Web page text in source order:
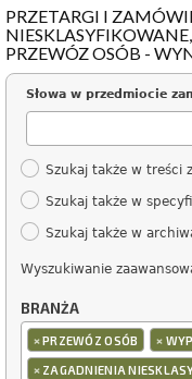
PRZETARGI I
PRZEWÓZ OSÓB -
Słowa w przedmiocie
Szukaj także w treści
Szukaj także w
Szukaj także w
Wyszukiwanie
BRANŻA
×PRZEWÓZ OSÓB ×
× ZAGADNIENIA